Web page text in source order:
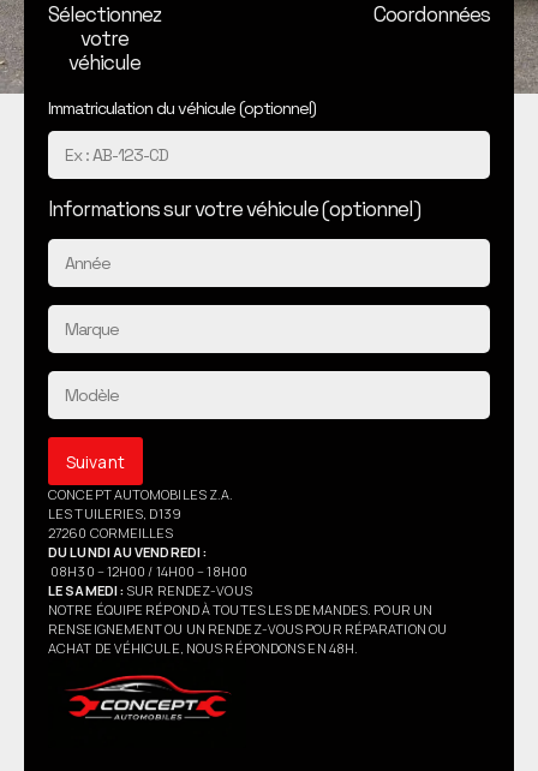
Sélectionnez
votre
véhicule
Coordonnées
Immatriculation du véhicule (optionnel)
Informations sur votre véhicule (optionnel)
Suivant
CONCEPT AUTOMOBILES Z.A.
LES TUILERIES, D139
27260 CORMEILLES
DU LUNDI AU VENDREDI :
08H30 – 12H00 / 14H00 – 18H00
LE SAMEDI : SUR RENDEZ-VOUS
NOTRE ÉQUIPE RÉPOND À TOUTES LES DEMANDES. POUR UN
RENSEIGNEMENT OU UN RENDEZ-VOUS POUR RÉPARATION OU
ACHAT DE VÉHICULE, NOUS RÉPONDONS EN 48H.